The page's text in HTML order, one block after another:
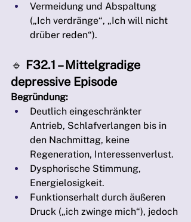
Vermeidung und Abspaltung
(„Ich verdränge“, „Ich will nicht
drüber reden“).
🔹 F32.1 – Mittelgradige
depressive Episode
Begründung:
Deutlich eingeschränkter
Antrieb, Schlafverlangen bis in
den Nachmittag, keine
Regeneration, Interessenverlust.
Dysphorische Stimmung,
Energielosigkeit.
Funktionserhalt durch äußeren
Druck („ich zwinge mich“), jedoch